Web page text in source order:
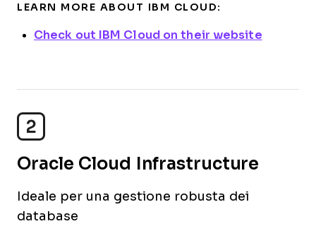
LEARN MORE ABOUT IBM CLOUD:
Check out IBM Cloud on their website
2
Oracle Cloud Infrastructure
Ideale per una gestione robusta dei
database